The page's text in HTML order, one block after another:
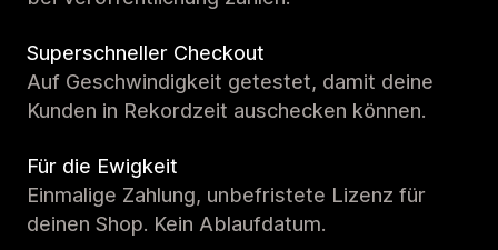
Superschneller Checkout
Auf Geschwindigkeit getestet, damit deine
Kunden in Rekordzeit auschecken können.
Für die Ewigkeit
Einmalige Zahlung, unbefristete Lizenz für
deinen Shop. Kein Ablaufdatum.